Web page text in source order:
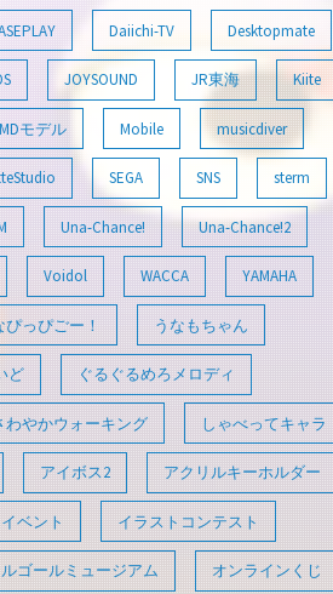
Daiichi-TV Desktopmate
JOYSOUND JR東海 Kiite
モデル Mobile musicdiver
SEGA SNS sterm
Una-Chance! Una-Chance!2
Voidol WACCA YAMAHA
ぴっぴごー！ うなもちゃん
ど ぐるぐるめろメロディ
わやかウォーキング しゃべってキャラ
アイボス2 アクリルキーホルダー
イベント イラストコンテスト
ゴールミュージアム オンラインくじ